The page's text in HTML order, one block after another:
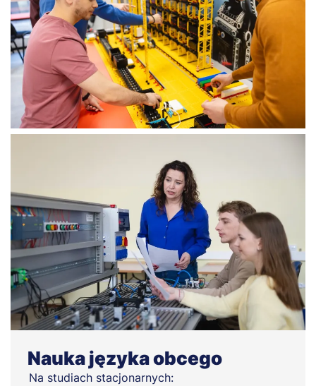
Nauka języka obcego
Na studiach stacjonarnych: